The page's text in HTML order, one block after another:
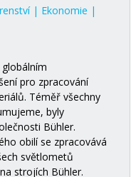
| Ekonomie |
pro zpracování
Téměř všechny
byly
Bühler.
obilí se zpracovává
světlometů
strojích Bühler.